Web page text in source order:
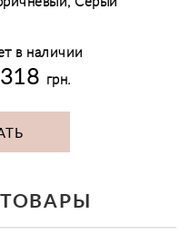
в наличии
грн.